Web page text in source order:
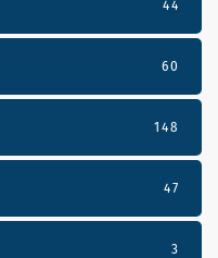
44
60
148
47
3